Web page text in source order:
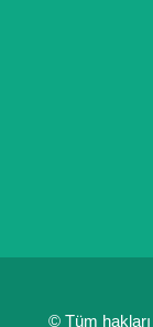
© Tüm hakları